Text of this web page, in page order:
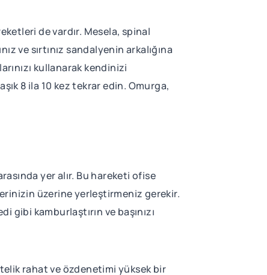
de vardır. Mesela, spinal
ve sırtınız sandalyenin arkalığına
kullanarak kendinizi
8 ila 10 kez tekrar edin. Omurga,
yer alır. Bu hareketi ofise
üzerine yerleştirmeniz gerekir.
gibi kamburlaştırın ve başınızı
rahat ve özdenetimi yüksek bir